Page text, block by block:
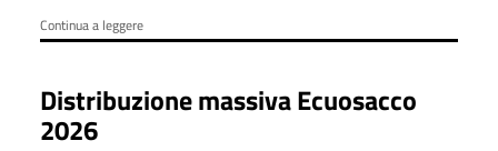
Continua a leggere
Distribuzione massiva Ecuosacco
2026